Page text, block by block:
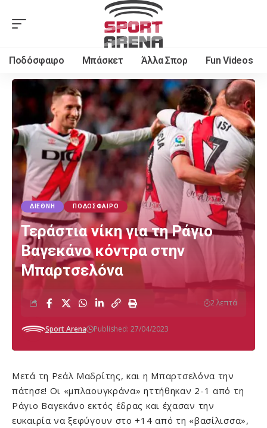
Ποδόσφαιρο Μπάσκετ Άλλα Σπορ Fun Videos
ΔΙΕΘΝΉ ΠΟΔΌΣΦΑΙΡΟ
Τεράστια νίκη για τη Ράγιο
Βαγεκάνο κόντρα στην
Μπαρτσελόνα
Sport Arena Published: 27/04/2023
2 λεπτά
Μετά τη Ρεάλ Μαδρίτης, και η Μπαρτσελόνα την
πάτησε! Οι «μπλαουγκράνα» ηττήθηκαν 2-1 από τη
Ράγιο Βαγεκάνο εκτός έδρας και έχασαν την
ευκαιρία να ξεφύγουν στο +14 από τη «βασίλισσα»,